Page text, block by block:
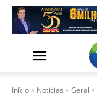
Início Notícias Geral